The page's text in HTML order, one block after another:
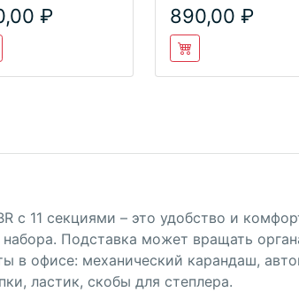
ЛТ102
890,00
с 11 секциями – это удобство и
Подставка может вращать
в офисе: механический карандаш,
ластик, скобы для степлера.